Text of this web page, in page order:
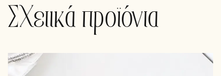
Σχετικά προϊόντα